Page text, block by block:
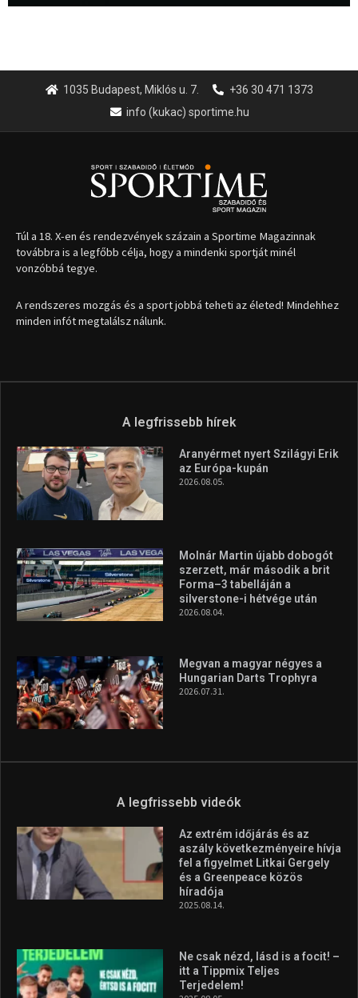
1035 Budapest, Miklós u. 7.
+36 30 471 1373
info (kukac) sportime.hu
Túl a 18. X-en és rendezvények százain a Sportime Magazinnak
továbbra is a legfőbb célja, hogy a mindenki sportját minél
vonzóbbá tegye.
A rendszeres mozgás és a sport jobbá teheti az életed! Mindehhez
minden infót megtalálsz nálunk.
A legfrissebb hírek
Aranyérmet nyert Szilágyi Erik
az Európa-kupán
2026.08.05.
Molnár Martin újabb dobogót
szerzett, már második a brit
Forma–3 tabelláján a
silverstone-i hétvége után
2026.08.04.
Megvan a magyar négyes a
Hungarian Darts Trophyra
2026.07.31.
A legfrissebb videók
Az extrém időjárás és az
aszály következményeire hívja
fel a figyelmet Litkai Gergely
és a Greenpeace közös
híradója
2025.08.14.
Ne csak nézd, lásd is a focit! –
itt a Tippmix Teljes
Terjedelem!